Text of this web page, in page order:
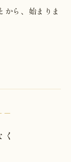
から、始まりま